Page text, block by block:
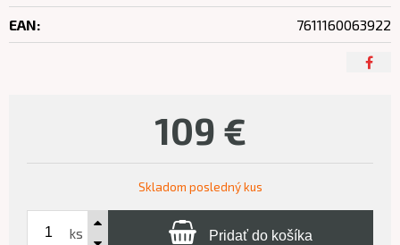
109 €
Skladom posledný kus
ks Pridať do košíka
EAN: 7611160063922